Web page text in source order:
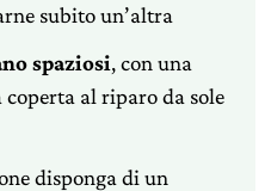
subito un’altra
spaziosi, con una
al riparo da sole
disponga di un